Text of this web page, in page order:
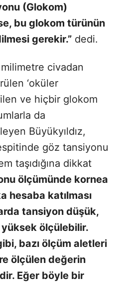
(Glokom)
bu glokom türünün
gerekir.” dedi.
civadan
‘oküler
ve hiçbir glokom
da
Büyükyıldız,
göz tansiyonu
taşıdığına dikkat
ölçümünde kornea
hesaba katılması
tansiyon düşük,
yüksek ölçülebilir.
bazı ölçüm aletleri
ölçülen değerin
Eğer böyle bir